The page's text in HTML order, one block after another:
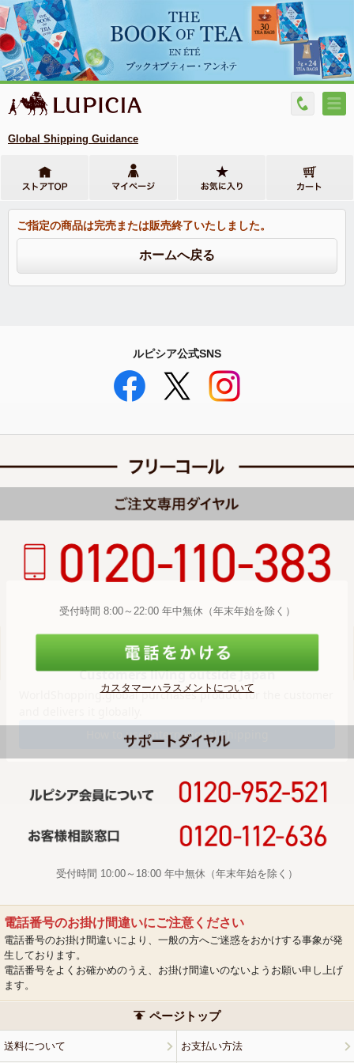
Global Shipping Guidance
ご指定の商品は完売または販売終了いたしました。
ルピシア公式SNS
受付時間 8:00～22:00 年中無休（年末年始を除く）
カスタマーハラスメントについて
受付時間 10:00～18:00 年中無休（年末年始を除く）
電話番号のお掛け間違いにご注意ください
電話番号のお掛け間違いにより、一般の方へご迷惑をおかけする事象が発
生しております。
電話番号をよくお確かめのうえ、お掛け間違いのないようお願い申し上げ
ます。
ページトップ
送料について お支払い方法